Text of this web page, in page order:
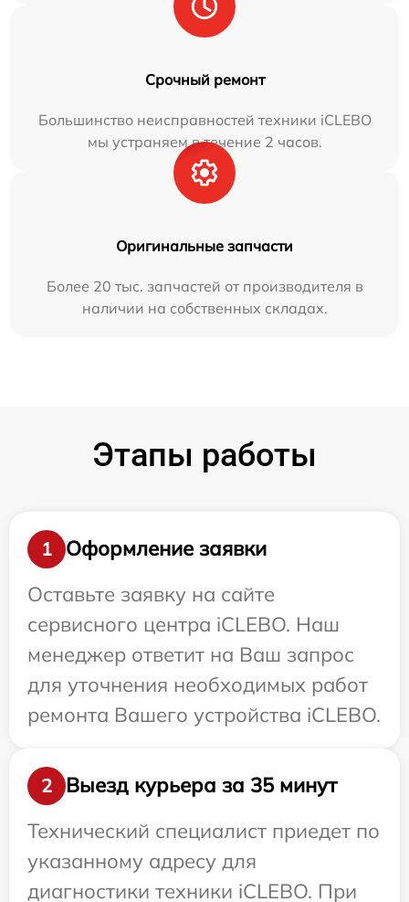
Срочный ремонт
Большинство неисправностей техники iCLEBO
мы устраняем в течение 2 часов.
Оригинальные запчасти
Более 20 тыс. запчастей от производителя в
наличии на собственных складах.
Этапы работы
1
Оформление заявки
Оставьте заявку на сайте
сервисного центра iCLEBO. Наш
менеджер ответит на Ваш запрос
для уточнения необходимых работ
ремонта Вашего устройства iCLEBO.
2
Выезд курьера за 35 минут
Технический специалист приедет по
указанному адресу для
диагностики техники iCLEBO. При